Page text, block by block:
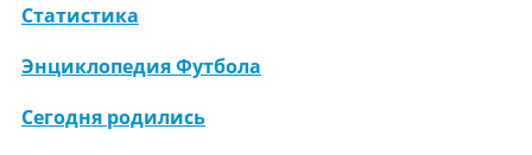
Статистика
Энциклопедия Футбола
Сегодня родились